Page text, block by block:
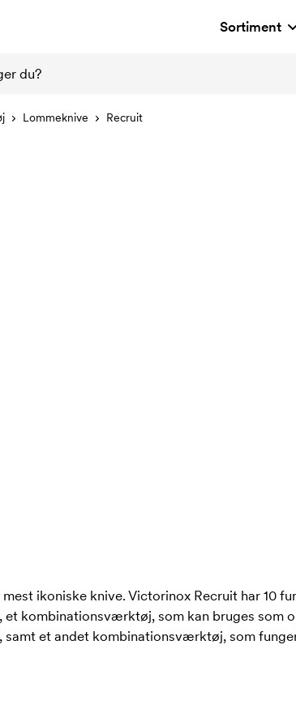
Sortiment
Lommeknive
Recruit
ikoniske knive. Victorinox Recruit har 10
et kombinationsværktøj, som kan bruges som
et andet kombinationsværktøj, som